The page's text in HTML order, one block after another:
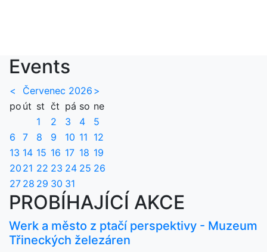
Events
< Červenec 2026 >
po út st čt pá so ne
1
2 3 4
5
6
7 8 9 10 11 12
13 14 15 16 17 18 19
20 21 22 23 24 25 26
27 28 29 30 31
PROBÍHAJÍCÍ AKCE
Werk a město z ptačí perspektivy - Muzeum
Třineckých železáren